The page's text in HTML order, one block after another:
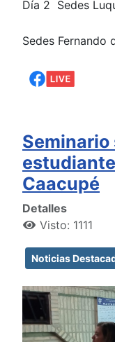
Día 2 Sedes
Sedes Fernando
Seminario
Caacupé
Detalles
Visto: 1111
Noticias